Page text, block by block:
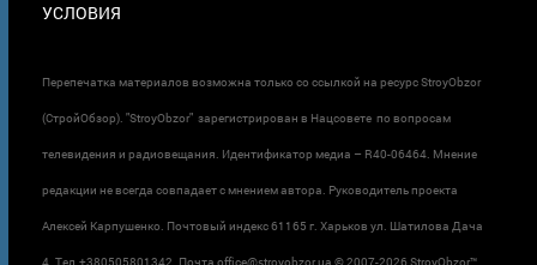
УСЛОВИЯ
Перепечатка материалов возможна только со ссылкой на ресурс StroyObzor
(СтройОбзор). "StroyObzor" зарегистрирован в Нацсовете по вопросам
телевидения и радиовещания. Идентификатор медиа – R40-06464. Мнение
редакции не всегда совпадает с мнением автора. Руководитель проекта
Алексей Карпушенко. Почтовый индекс 61165 г. Харьков ул. Шатилова Дача